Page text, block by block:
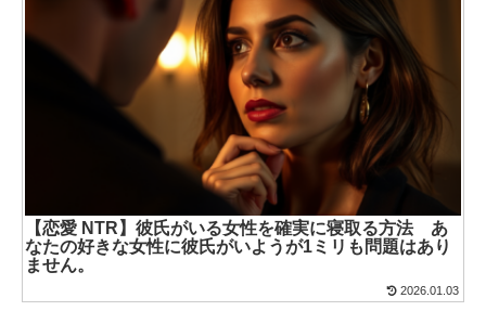
【恋愛 NTR】彼氏がいる女性を確実に寝取る方法 あ
なたの好きな女性に彼氏がいようが1ミリも問題はあり
ません。
2026.01.03